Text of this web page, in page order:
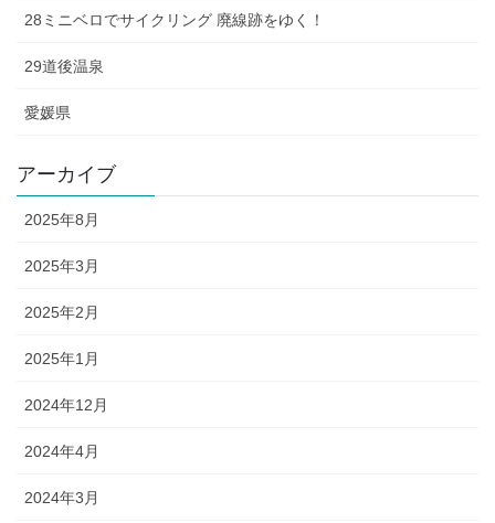
28ミニベロでサイクリング 廃線跡をゆく！
29道後温泉
愛媛県
アーカイブ
2025年8月
2025年3月
2025年2月
2025年1月
2024年12月
2024年4月
2024年3月